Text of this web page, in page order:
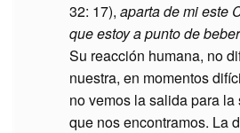
32: 17), aparta de mi este
que estoy a punto de beber
Su reacción humana, no
nuestra, en momentos
no vemos la salida para
que nos encontramos. La